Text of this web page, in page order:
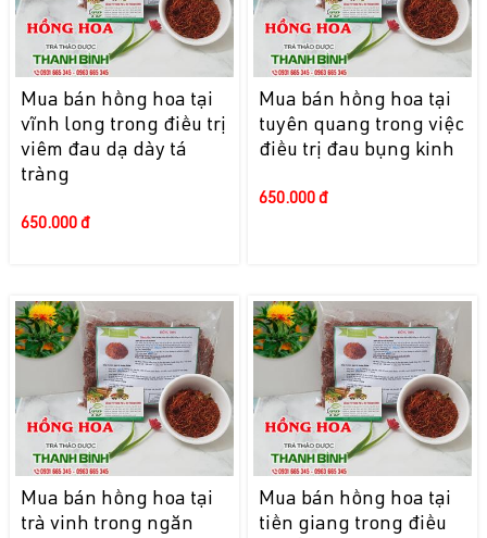
Mua bán hồng hoa tại
vĩnh long trong điều trị
viêm đau dạ dày tá
tràng
650.000 đ
Mua bán hồng hoa tại
tuyên quang trong việc
điều trị đau bụng kinh
650.000 đ
Mua bán hồng hoa tại
trà vinh trong ngăn
Mua bán hồng hoa tại
tiền giang trong điều